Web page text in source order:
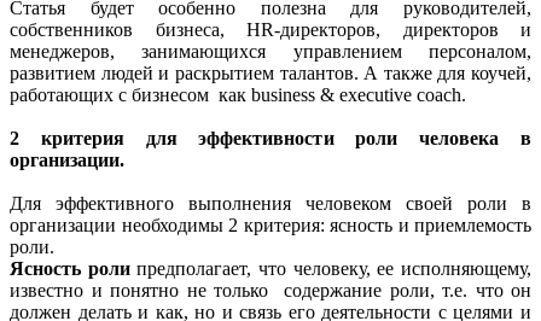
Статья будет особенно полезна для руководителей,
собственников бизнеса, HR-директоров, директоров и
менеджеров, занимающихся управлением персоналом,
развитием людей и раскрытием талантов. А также для коучей,
работающих с бизнесом как business & executive coach.
2 критерия для эффективности роли человека в
организации.
Для эффективного выполнения человеком своей роли в
организации необходимы 2 критерия: ясность и приемлемость
роли.
Ясность ролипредполагает, что человеку, ее исполняющему,
известно и понятно не только содержание роли, т.е. что он
должен делать и как, но и связь его деятельности с целями и